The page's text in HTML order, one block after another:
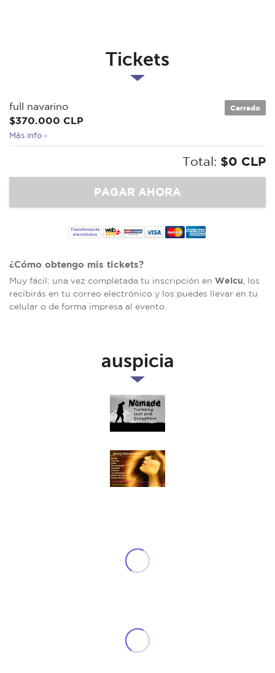
Tickets
full navarino
$370.000 CLP
Más info ›
Cerrado
Total: $0 CLP
¿Cómo obtengo mis tickets?
Muy fácil: una vez completada tu inscripción en Welcu , los
recibirás en tu correo electrónico y los puedes llevar en tu
celular o de forma impresa al evento.
auspicia